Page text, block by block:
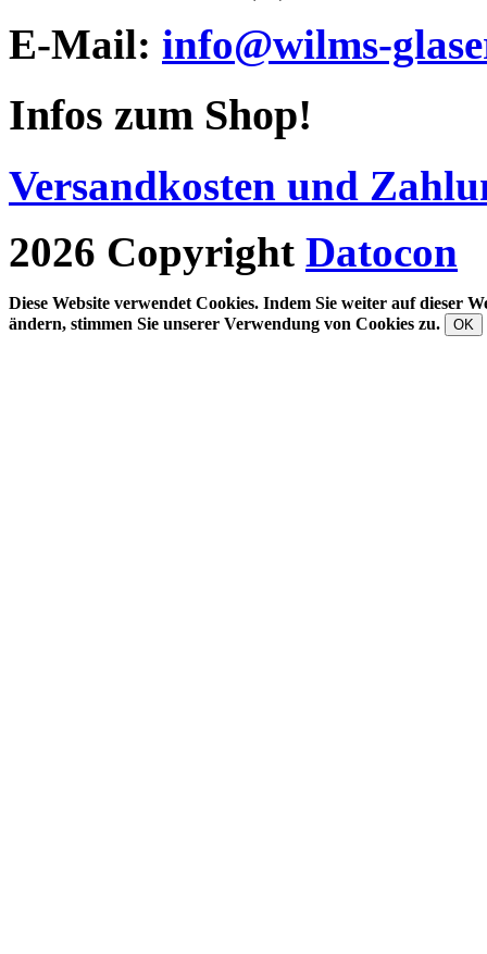
E-Mail: info@wilms-
Infos zum Shop!
Versandkosten und
2026 Copyright Datocon
Diese Website verwendet Cookies. Indem Sie weiter auf dieser
ändern, stimmen Sie unserer Verwendung von Cookies zu.
OK